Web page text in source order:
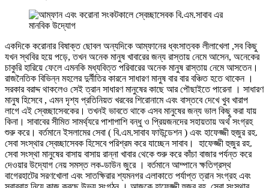
একদিকে করোনার বিষাক্ত ছোবল অন্যদিকে আম্ফানের ধ্বংসাত্বক লীলাখেলা ,সব কিছু
যখন স্থবির হয়ে পড়ে, তখন অনেক মানুষ খাবারের জন্য রাস্তায় নেমে আসেন, অনেকের
চাকুরি হারিয়ে ফেলে এমনকি মধ্যবিত্ত পরিবারের অনেক মানুষ রাস্তায় নেমে আসতেন।
রাজনৈতিক বিভিন্ন মহলের দুর্নীতির কারনে সাধারণ মানুষ বার বার বঞ্চিত হতে থাকেন ।
সরকার বরাদ্দ থাকলেও সেই ত্রান সাধারণ মানুষের কাছে আর পৌছাইতে পারেনা । সাধারণ
মানুষ হিসেবে , এমন দৃশ্য প্রতিনিয়ত খরবের শিরোনামে এবং বাস্তবে দেখে খুব খারাপ
লাগে এই স্বেচ্ছাসেবকের। তখনই ভাবতে থাকে এসব মানুষের জন্য ভাল কিছু করা যায়
কিনা। সাবাবের সীমিত সামর্থ্যরে পাশাপাশি বন্ধু ও প্রিয়জনদের সহায়তায় অর্থ সংগ্রহ
শুরু করে। বর্তমানে ইসলামের সেবা ( বি.এম.সাবাব ফাউন্ডেশন ) এবং হাফেজ্জী হুজুর রহ.
সেবা সংস্থার স্বেচ্ছাসেবক হিসেবে পরিশ্রম করে যাচ্ছেন সাবাব। হাফেজ্জী হুজুর রহ.
সেবা সংস্থা মানুষের বাসায় বাসায় রান্না খাবার থেকে শুরু করে কাঁচা বাজার পর্যন্ত করে
দেওয়ার উদ্যোগ নেয় সমস্ত লক-ডাউন জুরে । বর্তমানে আম্পানে ক্ষতিগ্রস্থ
বাগেরহাটের সরণখোলা এবং সাতক্ষিরার শ্যমনগর এলাকাতে পর্যাপ্ত ত্রান সংগ্রহ এবং